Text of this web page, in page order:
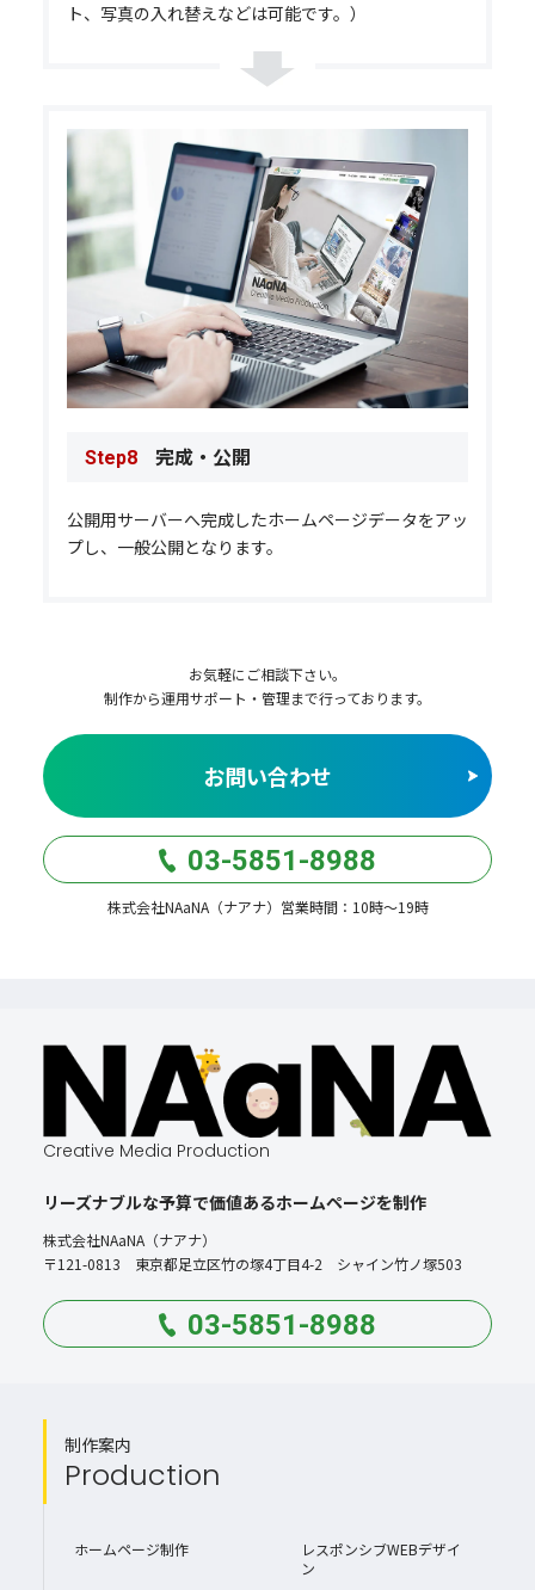
ト、写真の入れ替えなどは可能です。）
Step8 完成・公開
公開用サーバーへ完成したホームページデータをアッ
プし、一般公開となります。
お気軽にご相談下さい。
制作から運用サポート・管理まで行っております。
お問い合わせ
03-5851-8988
株式会社NAaNA（ナアナ）営業時間：10時〜19時
Creative Media Production
リーズナブルな予算で価値あるホームページを制作
株式会社NAaNA（ナアナ）
〒121-0813 東京都足立区竹の塚4丁目4-2 シャイン竹ノ塚503
03-5851-8988
制作案内
Production
ホームページ制作
レスポンシブWEBデザイ
ン